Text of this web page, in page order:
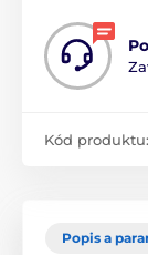
Kód produktu:
Popis a